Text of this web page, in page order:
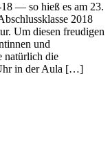
— so hieß es am 23.
2018
Um diesen freudigen
und
natürlich die
in der Aula […]